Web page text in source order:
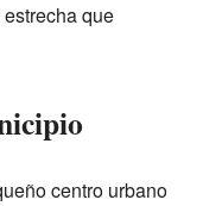
que
centro urbano